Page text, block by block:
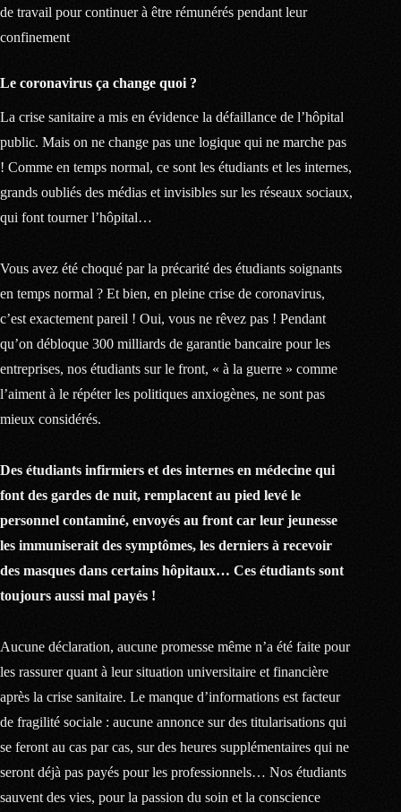
de travail pour continuer à être rémunérés pendant leur
confinement
Le coronavirus ça change quoi ?
La crise sanitaire a mis en évidence la défaillance de l’hôpital
public. Mais on ne change pas une logique qui ne marche pas
! Comme en temps normal, ce sont les étudiants et les internes,
grands oubliés des médias et invisibles sur les réseaux sociaux,
qui font tourner l’hôpital…
Vous avez été choqué par la précarité des étudiants soignants
en temps normal ? Et bien, en pleine crise de coronavirus,
c’est exactement pareil ! Oui, vous ne rêvez pas ! Pendant
qu’on débloque 300 milliards de garantie bancaire pour les
entreprises, nos étudiants sur le front, « à la guerre » comme
l’aiment à le répéter les politiques anxiogènes, ne sont pas
mieux considérés.
Des étudiants infirmiers et des internes en médecine qui
font des gardes de nuit, remplacent au pied levé le
personnel contaminé, envoyés au front car leur jeunesse
les immuniserait des symptômes, les derniers à recevoir
des masques dans certains hôpitaux… Ces étudiants sont
toujours aussi mal payés !
Aucune déclaration, aucune promesse même n’a été faite pour
les rassurer quant à leur situation universitaire et financière
après la crise sanitaire. Le manque d’informations est facteur
de fragilité sociale : aucune annonce sur des titularisations qui
se feront au cas par cas, sur des heures supplémentaires qui ne
seront déjà pas payés pour les professionnels… Nos étudiants
sauvent des vies, pour la passion du soin et la conscience